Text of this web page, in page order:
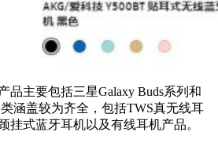
品主要包括三星Galaxy Buds系列和
涵盖较为齐全，包括TWS真无线耳
挂式蓝牙耳机以及有线耳机产品。